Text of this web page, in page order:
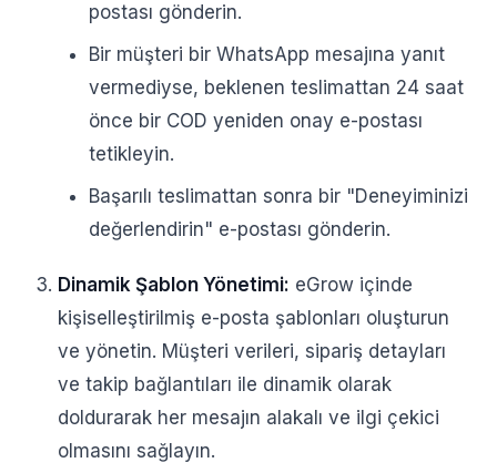
postası gönderin.
Bir müşteri bir WhatsApp mesajına yanıt
vermediyse, beklenen teslimattan 24 saat
önce bir COD yeniden onay e-postası
tetikleyin.
Başarılı teslimattan sonra bir "Deneyiminizi
değerlendirin" e-postası gönderin.
Dinamik Şablon Yönetimi: eGrow içinde
kişiselleştirilmiş e-posta şablonları oluşturun
ve yönetin. Müşteri verileri, sipariş detayları
ve takip bağlantıları ile dinamik olarak
doldurarak her mesajın alakalı ve ilgi çekici
olmasını sağlayın.